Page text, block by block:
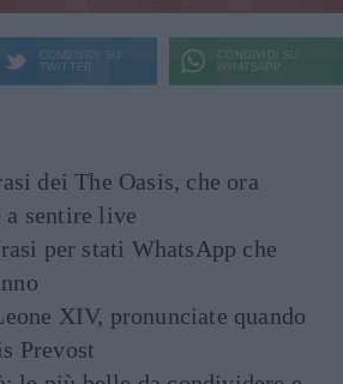
CONDIVIDI SU
TWITTER
CONDIVIDI SU
WHATSAPP
dei The Oasis, che ora
a sentire live
per stati WhatsApp che
XIV, pronunciate quando
Prevost